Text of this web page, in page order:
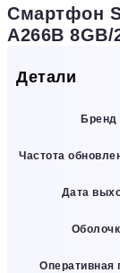
Смартфон
A266B
Детали
Бренд
Частота
Дата
Оперативная